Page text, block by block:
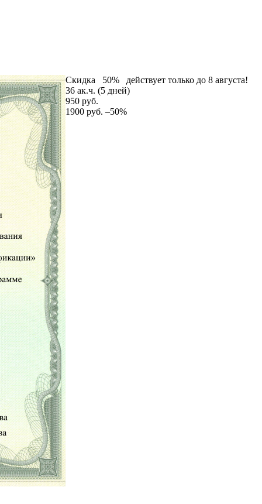
Скидка 50% действует только до 8 августа!
36 ак.ч. (5 дней)
950 руб.
1900 руб. –50%